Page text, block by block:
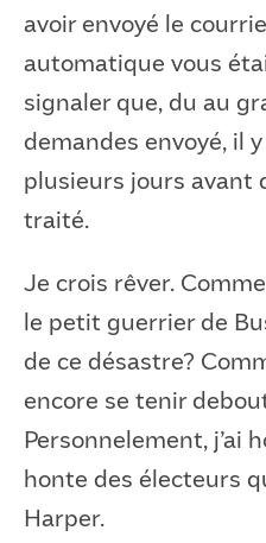
avoir envoyé le
automatique vous
signaler que, du au
demandes envoyé, il
plusieurs jours avant
traité.
Je crois rêver.
le petit guerrier de
de ce désastre?
encore se tenir
Personnelement, j’ai
honte des électeurs
Harper.